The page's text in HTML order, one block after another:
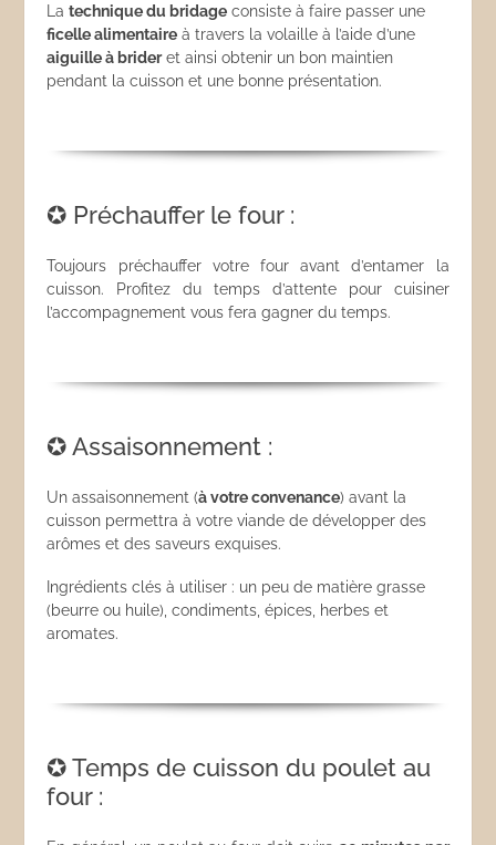
Latechnique du bridage consiste à faire passer une
ficelle alimentaire à travers la volaille à l’aide d’une
aiguille à brideret ainsi obtenir un bon maintien
pendant la cuisson et une bonne présentation.
✪ Préchauffer le four :
Toujours préchauffer votre four avant d’entamer la
cuisson. Profitez du temps d’attente pour cuisiner
l’accompagnement vous fera gagner du temps.
✪ Assaisonnement :
Un assaisonnement (à votre convenance) avant la
cuisson permettra à votre viande de développer des
arômes et des saveurs exquises.
Ingrédients clés à utiliser : un peu de matière grasse
(beurre ou huile), condiments, épices, herbes et
aromates.
✪ Temps de cuisson du poulet au
four :